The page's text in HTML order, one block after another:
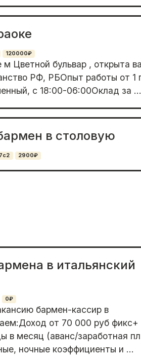
120000₽
м Цветной бульвар , открыта
РФ, РБОпыт работы от 1
с 18:00-06:00Оклад за ...
в столовую
2900₽
в итальянский
0₽
бармен-кассир в
от 70 000 руб фикс+
в месяц (аванс/заработная
ночные коэффициенты и ...